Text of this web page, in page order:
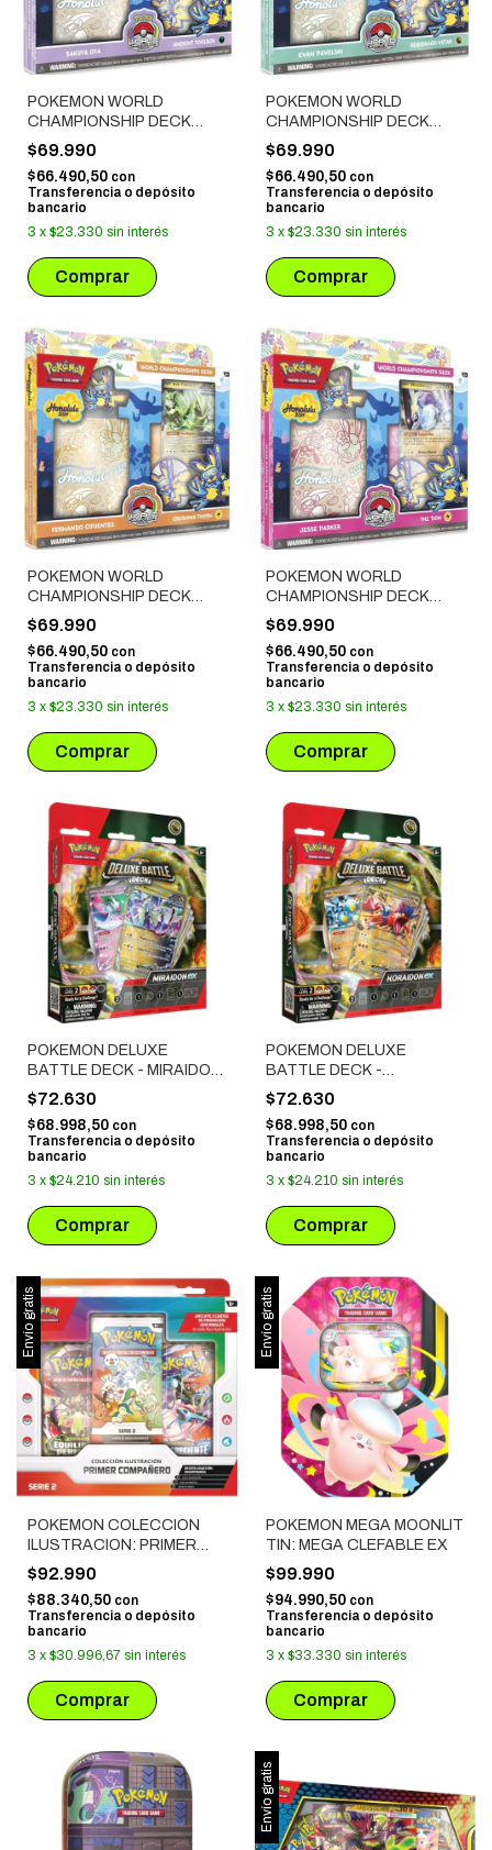
POKEMON WORLD
CHAMPIONSHIP DECK
2024: SAKUYA OTA -
ANCIENT TOOLBOX
$69.990
$66.490,50 con
Transferencia o depósito
bancario
3 x $23.330 sin interés
POKEMON WORLD
CHAMPIONSHIP DECK
2024: EVAN PAVELSKI -
REGIDRAGO VSTAR
$69.990
$66.490,50 con
Transferencia o depósito
bancario
3 x $23.330 sin interés
POKEMON WORLD
CHAMPIONSHIP DECK
2024: FERNANDO
CIFUENTES - CRUSHING
THORN
$69.990
$66.490,50 con
Transferencia o depósito
bancario
3 x $23.330 sin interés
POKEMON WORLD
CHAMPIONSHIP DECK
2024: JESSE PARKER -
THE 'DON
$69.990
$66.490,50 con
Transferencia o depósito
bancario
3 x $23.330 sin interés
POKEMON DELUXE
BATTLE DECK - MIRAIDON
EX
$72.630
$68.998,50 con
Transferencia o depósito
bancario
3 x $24.210 sin interés
POKEMON DELUXE
BATTLE DECK -
KORAIDON EX
$72.630
$68.998,50 con
Transferencia o depósito
bancario
3 x $24.210 sin interés
Envío gratis
POKEMON COLECCION
ILUSTRACION: PRIMER
COMPAÑERO SERIE 2
$92.990
$88.340,50 con
Transferencia o depósito
bancario
3 x $30.996,67 sin interés
Envío gratis
POKEMON MEGA MOONLIT
TIN: MEGA CLEFABLE EX
$99.990
$94.990,50 con
Transferencia o depósito
bancario
3 x $33.330 sin interés
Envío gratis